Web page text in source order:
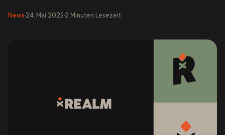
News·24. Mai 2025·2 Minuten Lesezeit